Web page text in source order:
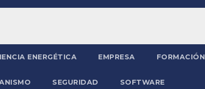
ENERGÉTICA EMPRESA FORMACIÓN
SEGURIDAD SOFTWARE